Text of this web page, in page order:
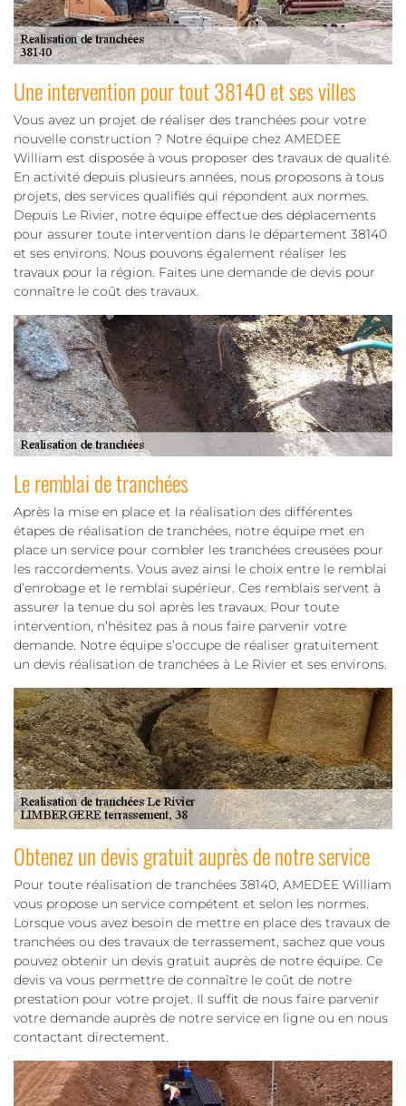
Une intervention pour tout 38140 et ses villes
Vous avez un projet de réaliser des tranchées pour votre
nouvelle construction ? Notre équipe chez AMEDEE
William est disposée à vous proposer des travaux de qualité.
En activité depuis plusieurs années, nous proposons à tous
projets, des services qualifiés qui répondent aux normes.
Depuis Le Rivier, notre équipe effectue des déplacements
pour assurer toute intervention dans le département 38140
et ses environs. Nous pouvons également réaliser les
travaux pour la région. Faites une demande de devis pour
connaître le coût des travaux.
Le remblai de tranchées
Après la mise en place et la réalisation des différentes
étapes de réalisation de tranchées, notre équipe met en
place un service pour combler les tranchées creusées pour
les raccordements. Vous avez ainsi le choix entre le remblai
d’enrobage et le remblai supérieur. Ces remblais servent à
assurer la tenue du sol après les travaux. Pour toute
intervention, n’hésitez pas à nous faire parvenir votre
demande. Notre équipe s’occupe de réaliser gratuitement
un devis réalisation de tranchées à Le Rivier et ses environs.
Obtenez un devis gratuit auprès de notre service
Pour toute réalisation de tranchées 38140, AMEDEE William
vous propose un service compétent et selon les normes.
Lorsque vous avez besoin de mettre en place des travaux de
tranchées ou des travaux de terrassement, sachez que vous
pouvez obtenir un devis gratuit auprès de notre équipe. Ce
devis va vous permettre de connaître le coût de notre
prestation pour votre projet. Il suffit de nous faire parvenir
votre demande auprès de notre service en ligne ou en nous
contactant directement.